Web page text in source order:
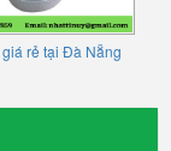
rẻ tại Đà Nẵng